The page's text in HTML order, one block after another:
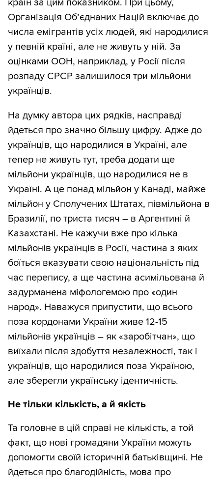
Організація Об’єднаних Націй включає до
числа емігрантів усіх людей, які народилися
у певній країні, але не живуть у ній. За
оцінками ООН, наприклад, у Росії після
розпаду СРСР залишилося три мільйони
українців.
На думку автора цих рядків, насправді
йдеться про значно більшу цифру. Адже до
українців, що народилися в Україні, але
тепер не живуть тут, треба додати ще
мільйони українців, що народилися не в
Україні. А це понад мільйон у Канаді, майже
мільйон у Сполучених Штатах, півмільйона в
Бразилії, по триста тисяч – в Аргентині й
Казахстані. Не кажучи вже про кілька
мільйонів українців в Росії, частина з яких
боїться вказувати свою національність під
час перепису, а ще частина асимільована й
задурманена міфологемою про «один
народ». Наважуся припустити, що всього
поза кордонами України живе 12-15
мільйонів українців – як «заробітчан», що
виїхали після здобуття незалежності, так і
українців, що народилися поза Україною,
але зберегли українську ідентичність.
Не тільки кількість, а й якість
Та головне в цій справі не кількість, а той
факт, що нові громадяни України можуть
допомогти своїй історичній батьківщині. Не
йдеться про благодійність, мова про